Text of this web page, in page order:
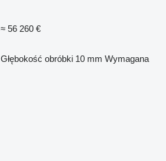
≈ 56 260 €
Głębokość obróbki 10 mm Wymagana